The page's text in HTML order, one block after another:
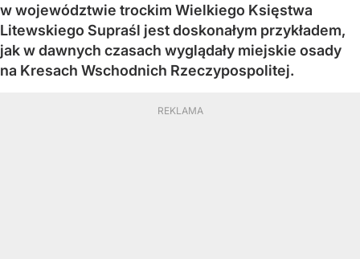
w województwie trockim Wielkiego Księstwa
Litewskiego Supraśl jest doskonałym przykładem,
jak w dawnych czasach wyglądały miejskie osady
na Kresach Wschodnich Rzeczypospolitej.